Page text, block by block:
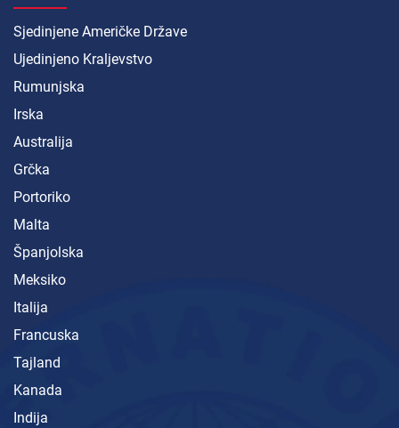
Sjedinjene Američke Države
Ujedinjeno Kraljevstvo
Rumunjska
Irska
Australija
Grčka
Portoriko
Malta
Španjolska
Meksiko
Italija
Francuska
Tajland
Kanada
Indija